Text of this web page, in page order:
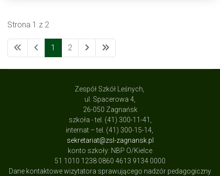
Strona 1 z 2
1 2
Zespół Szkół Leśnych,
ul. Spacerowa 4,
26-050 Zagnańsk
szkoła - tel. (41) 300-11-41,
internat – tel. (41) 300-15-14,
sekretariat@zsl-zagnansk.pl
konto szkoły: NBP O/Kielce
51 1010 1238 0860 4613 9134 0000
Dane kontaktowe wizytatora sprawującego nadzór pedagogiczny